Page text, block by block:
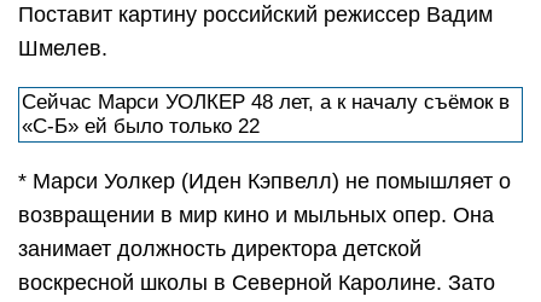
Поставит картину российский режиссер Вадим
Шмелев.
Сейчас Марси УОЛКЕР 48 лет, а к началу съёмок в
«С-Б» ей было только 22
* Марси Уолкер (Иден Кэпвелл) не помышляет о
возвращении в мир кино и мыльных опер. Она
занимает должность директора детской
воскресной школы в Северной Каролине. Зато